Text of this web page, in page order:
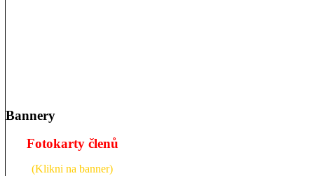
Bannery
Fotokarty členů
(Klikni na banner)